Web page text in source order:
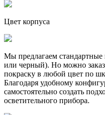
Цвет корпуса
Мы предлагаем
или черный). Но можно
покраску в любой цвет по
Благодаря удобному
самостоятельно создать
осветительного прибора.